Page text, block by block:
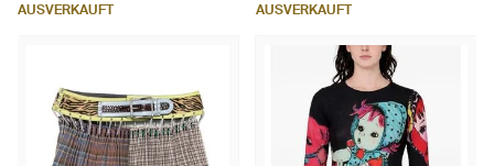
AUSVERKAUFT AUSVERKAUFT